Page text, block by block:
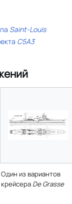
Saint-Louis
C5A3
Один из вариантов
крейсера De Grasse